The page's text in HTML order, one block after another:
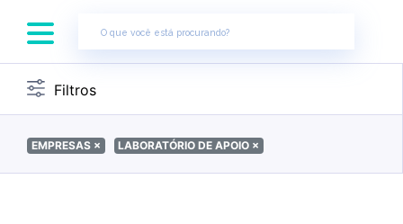
Filtros
EMPRESAS× LABORATÓRIO DE APOIO ×